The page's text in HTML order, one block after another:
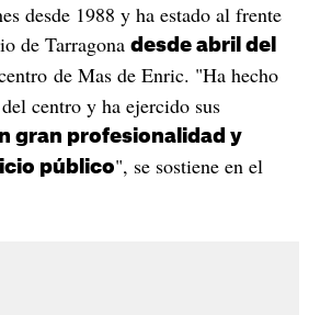
desde 1988 y ha estado al frente
de Tarragona desde abril del
de Mas de Enric. "Ha hecho
centro y ha ejercido sus
gran profesionalidad y
público", se sostiene en el